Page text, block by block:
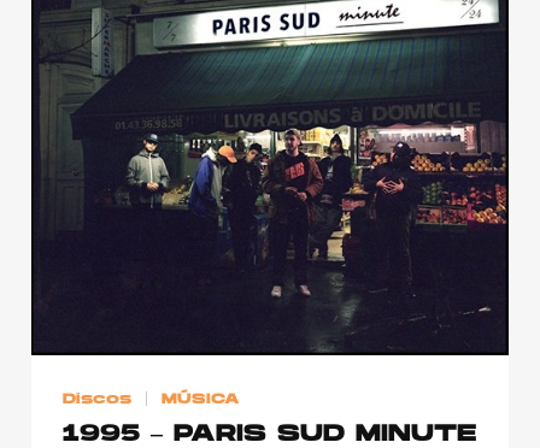
Discos MÚSICA
1995 – PARIS SUD MINUTE